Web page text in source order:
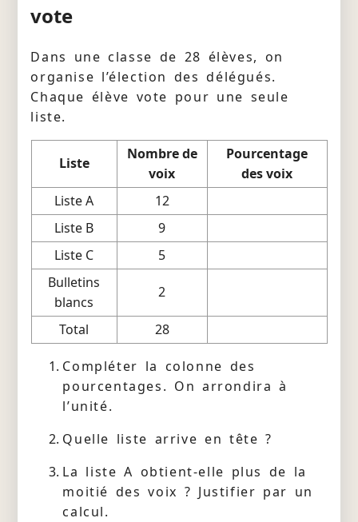
vote
Dans une classe de 28 élèves, on
organise l’élection des délégués.
Chaque élève vote pour une seule
liste.
Liste
Nombre de
voix
Pourcentage
des voix
Liste A
12
Liste B
9
Liste C
5
Bulletins
blancs
2
Total 28
Compléter la colonne des
pourcentages. On arrondira à
l’unité.
Quelle liste arrive en tête ?
La liste A obtient-elle plus de la
moitié des voix ? Justifier par un
calcul.